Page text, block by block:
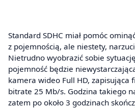
Standard SDHC miał pomóc
z pojemnością, ale niestety,
Nietrudno wyobrazić sobie
pojemność będzie
kamera wideo Full HD, zapisująca
bitrate 25 Mb/s. Godzina takiego
zatem po około 3 godzinach